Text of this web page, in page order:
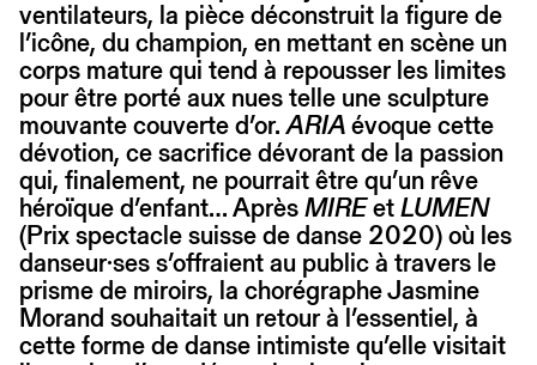
ventilateurs, la pièce déconstruit la figure de
l’icône, du champion, en mettant en scène un
corps mature qui tend à repousser les limites
pour être porté aux nues telle une sculpture
mouvante couverte d’or.ARIAévoque cette
dévotion, ce sacrifice dévorant de la passion
qui, finalement, ne pourrait être qu’un rêve
héroïque d’enfant… AprèsMIREetLUMEN
(Prix spectacle suisse de danse 2020) où les
danseur·ses s’offraient au public à travers le
prisme de miroirs, la chorégraphe Jasmine
Morand souhaitait un retour à l’essentiel, à
cette forme de danse intimiste qu’elle visitait